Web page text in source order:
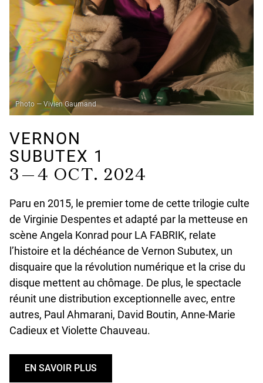
VERNON
SUBUTEX 1
3 — 4 OCT. 2024
Paru en 2015, le premier tome de cette trilogie culte
de Virginie Despentes et adapté par la metteuse en
scène Angela Konrad pour LA FABRIK, relate
l’histoire et la déchéance de Vernon Subutex, un
disquaire que la révolution numérique et la crise du
disque mettent au chômage. De plus, le spectacle
réunit une distribution exceptionnelle avec, entre
autres, Paul Ahmarani, David Boutin, Anne-Marie
Cadieux et Violette Chauveau.
EN SAVOIR PLUS
U
Photo — Vivien Gaumand